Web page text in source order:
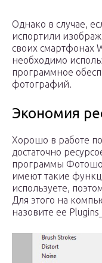
Однако в случае,
испортили
своих смартфонах
необходимо
программное
фотографий.
Экономия
Хорошо в работе
достаточно
программы
имеют такие
используете,
Для этого на
назовите ее